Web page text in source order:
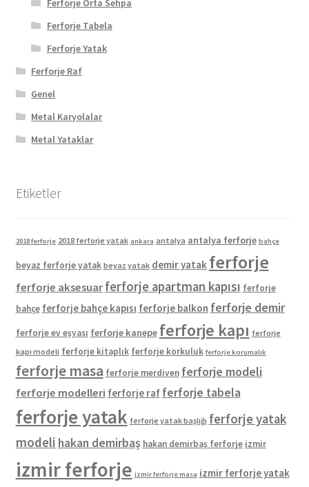
Ferforje Orta Sehpa
Ferforje Tabela
Ferforje Yatak
Ferforje Raf
Genel
Metal Karyolalar
Metal Yataklar
Etiketler
2018 ferforje 2018 ferforje yatak ankara antalya antalya ferforje bahçe
beyaz ferforje yatak beyaz yatak demir yatak ferforje
ferforje aksesuar ferforje apartman kapısı ferforje
bahçe ferforje bahçe kapısı ferforje balkon ferforje demir
ferforje ev eşyası ferforje kanepe ferforje kapı ferforje
kapı modeli ferforje kitaplık ferforje korkuluk ferforje korumalık
ferforje masa ferforje merdiven ferforje modeli
ferforje modelleri ferforje raf ferforje tabela
ferforje yatak ferforje yatak başlığı ferforje yatak
modeli hakan demirbaş hakan demirbaş ferforje izmir
izmir ferforje izmir ferforje masa izmir ferforje yatak